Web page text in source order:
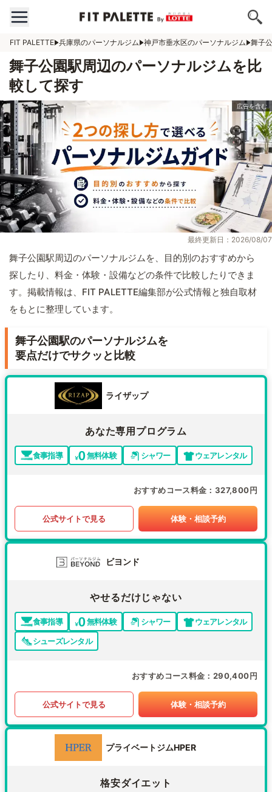
FIT PALETTE 兵庫県のパーソナルジム 神戸市垂水区のパーソナルジム 舞子
舞子公園駅周辺のパーソナルジムを比
較して探す
最終更新日：2026/08/07
舞子公園駅周辺のパーソナルジムを、目的別のおすすめから
探したり、料金・体験・設備などの条件で比較したりできま
す。掲載情報は、FIT PALETTE編集部が公式情報と独自取材
をもとに整理しています。
舞子公園駅のパーソナルジムを
要点だけでサクッと比較
ライザップ
あなた専用プログラム
食事指導 無料体験 シャワー ウェアレンタル
おすすめコース料金 327,800円
公式サイトで見る 体験・相談予約
ビヨンド
やせるだけじゃない
食事指導 無料体験 シャワー
ウェアレンタル
シューズレンタル
おすすめコース料金 290,400円
公式サイトで見る 体験・相談予約
プライベートジムHPER
格安ダイエット